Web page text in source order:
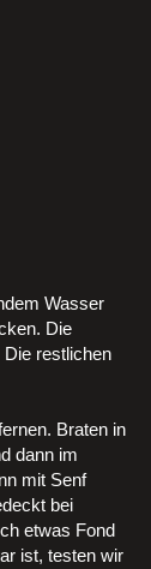
Wasser
Die
Die restlichen
Braten in
dann im
mit Senf
bei
etwas Fond
ist, testen wir